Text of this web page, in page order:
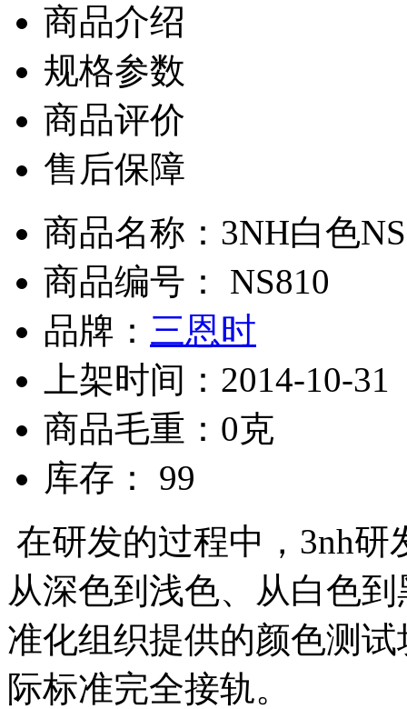
商品介绍
规格参数
商品评价
售后保障
商品名称：3NH白色
商品编号： NS810
品牌： 三恩时
上架时间：2014-10-31
商品毛重：0克
库存： 99
在研发的过程中，3nh
从深色到浅色、从白色
准化组织提供的颜色测
际标准完全接轨。